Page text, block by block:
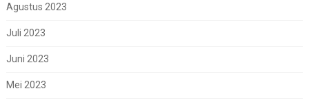
Agustus 2023
Juli 2023
Juni 2023
Mei 2023